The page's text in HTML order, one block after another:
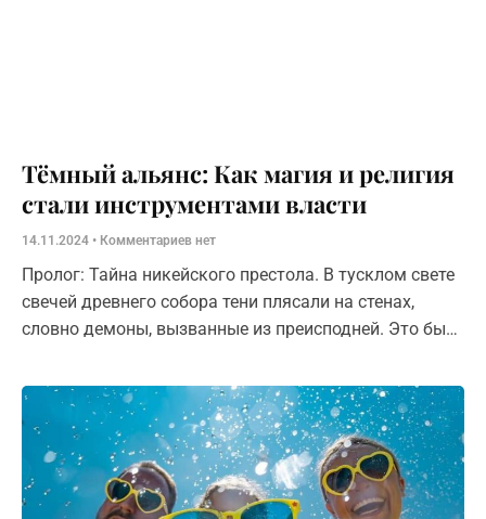
Тёмный альянс: Как магия и религия
стали инструментами власти
14.11.2024 Комментариев нет
Пролог: Тайна никейского престола. В тусклом свете
свечей древнего собора тени плясали на стенах,
словно демоны, вызванные из преисподней. Это был